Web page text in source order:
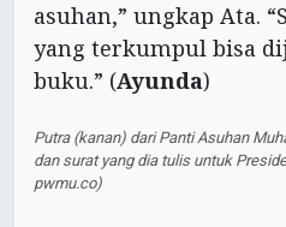
asuhan,” ungkap Ata.
yang terkumpul bisa
buku.” (Ayunda)
Putra (kanan) dari Panti Asuhan
dan surat yang dia tulis untuk
pwmu.co)